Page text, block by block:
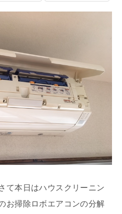
て本日はハウスクリーニン
お掃除ロボエアコンの分解